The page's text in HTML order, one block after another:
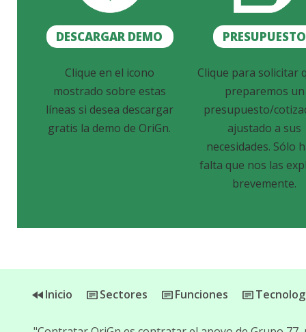
DESCARGAR DEMO PRESUPUESTO
Clique en el icono
mostrado sobre estas
líneas si desea descargar
gratis la demo de OriGn.
Clique para solicitar
preparemos un
presupuesto/
ajustado a sus
necesidades. Sólo
falta que nos las
brevemente.
Inicio Sectores Funciones